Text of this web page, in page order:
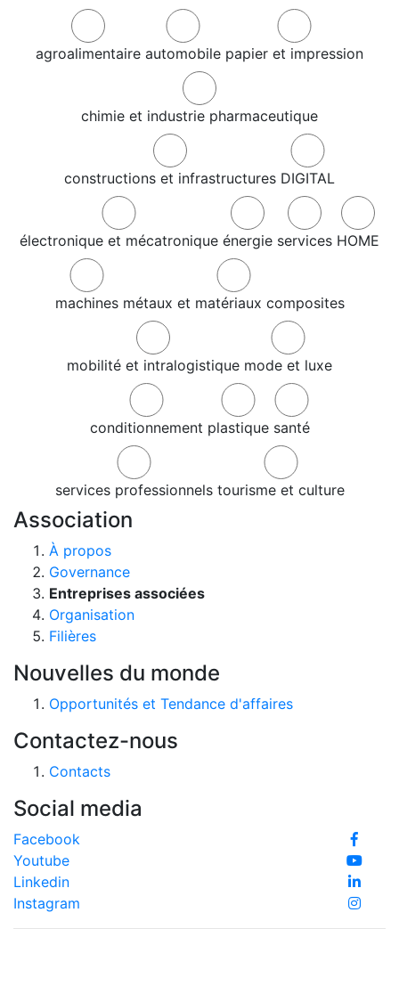
agroalimentaire automobile papier et impression
chimie et industrie pharmaceutique
constructions et infrastructures DIGITAL
électronique et mécatronique énergie services HOME
machines métaux et matériaux composites
mobilité et intralogistique mode et luxe
conditionnement plastique santé
services professionnels tourisme et culture
Association
À propos
Governance
Entreprises associées
Organisation
Filières
Nouvelles du monde
Opportunités et Tendance d'affaires
Contactez-nous
Contacts
Social media
Facebook
Youtube
Linkedin
Instagram